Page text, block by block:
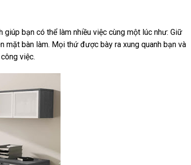
bạn có thể làm nhiều việc cùng một lúc như: Giữ
mặt bàn làm. Mọi thứ được bày ra xung quanh bạn và
việc.